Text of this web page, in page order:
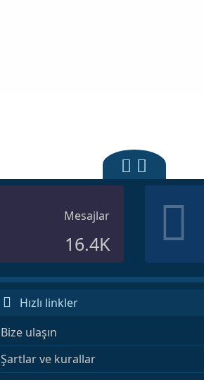
Mesajlar
16.4K
Hızlı linkler
Bize ulaşın
Şartlar ve kurallar